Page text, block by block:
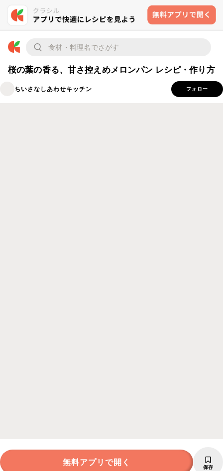
桜の葉の香る、甘さ控えめメロンパン レシピ・作り方
ちいさなしあわせキッチン フォロー
無料アプリで開く 保存